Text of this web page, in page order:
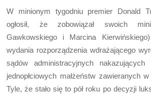
W minionym tygodniu premier Donald
ogłosił, że zobowiązał swoich
Gawkowskiego i Marcina
wydania rozporządzenia wdrażającego
sądów administracyjnych nakazujących
jednopłciowych małżeństw zawieranych
Tyle, że stało się to pół roku po decyzji